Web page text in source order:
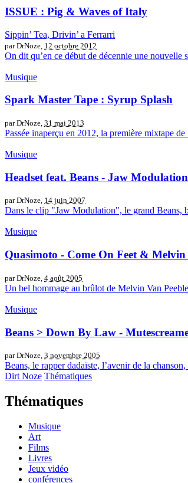
ISSUE : Pig & Waves of Italy
Sippin’ Tea, Drivin’ a Ferrarri
par DrNoze, 12 octobre 2012
On dit qu’en ce début de décennie une nouvelle
Musique
Spark Master Tape : Syrup Splash
par DrNoze, 31 mai 2013
Passée inaperçu en 2012, la première mixtape
Musique
Headset feat. Beans - Jaw Modulation
par DrNoze, 14 juin 2007
Dans le clip "Jaw Modulation", le grand Beans,
Musique
Quasimoto - Come On Feet &
par DrNoze, 4 août 2005
Un bel hommage au brûlot de Melvin Van
Musique
Beans > Down By Law -
par DrNoze, 3 novembre 2005
Beans, le rapper dadaïste, l’avenir de la
Dirt Noze Thématiques
Thématiques
Musique
Art
Films
Livres
Jeux vidéo
conférences